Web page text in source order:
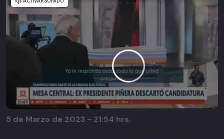
5 de Marzo de 2023 - 21:54 hrs.